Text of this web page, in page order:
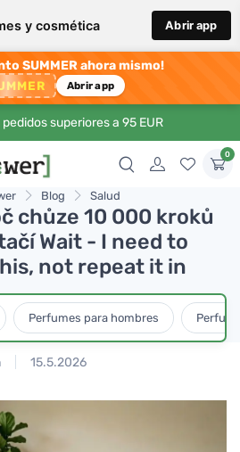
y cosmética Abrir app
SUMMER ahora mismo!
Abrir app
superiores a 95 EUR
0
Blog Salud
chůze 10 000 kroků
Wait - I need to
not repeat it in
Perfumes para hombres
15.5.2026